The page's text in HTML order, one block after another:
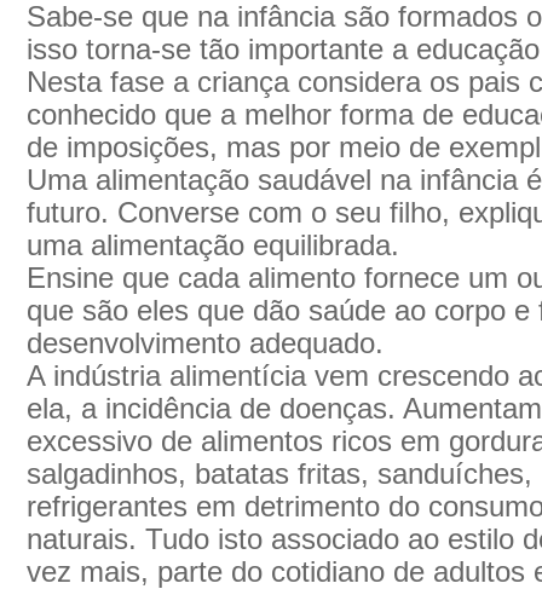
Sabe-se que na infância são formados
isso torna-se tão importante a
Nesta fase a criança considera os pais
conhecido que a melhor forma de
de imposições, mas por meio de
Uma alimentação saudável na infância
futuro. Converse com o seu filho,
uma alimentação equilibrada.
Ensine que cada alimento fornece um
que são eles que dão saúde ao corpo e
desenvolvimento adequado.
A indústria alimentícia vem crescendo
ela, a incidência de doenças.
excessivo de alimentos ricos em
salgadinhos, batatas fritas,
refrigerantes em detrimento do
naturais. Tudo isto associado ao estilo
vez mais, parte do cotidiano de adultos